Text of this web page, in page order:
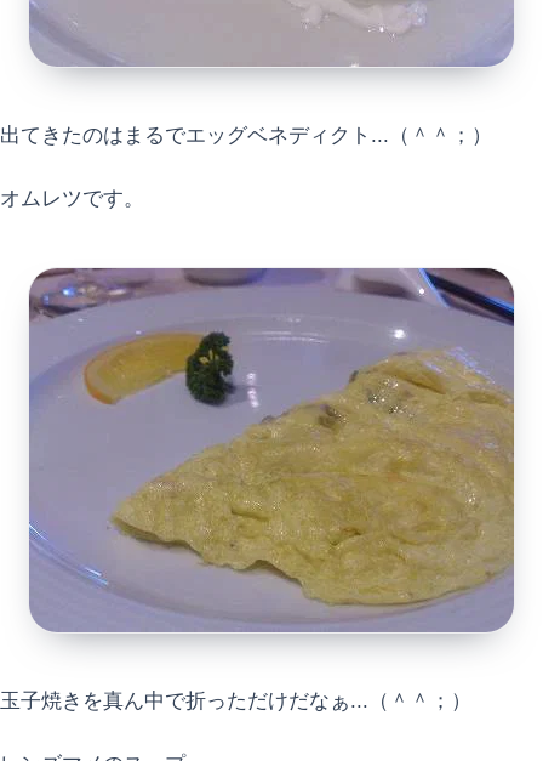
出てきたのはまるでエッグベネディクト...（＾＾；）
オムレツです。
玉子焼きを真ん中で折っただけだなぁ...（＾＾；）